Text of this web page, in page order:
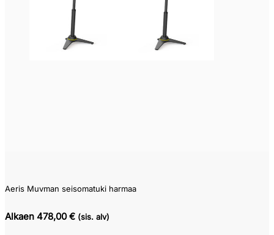
Aeris Muvman seisomatuki harmaa
Alkaen 478,00 € (sis. alv)